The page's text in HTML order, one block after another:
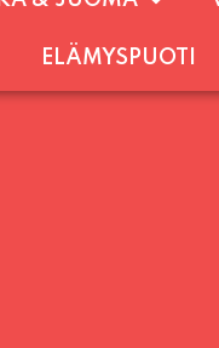
SU) ELOKUUN
& JUOMA
ELÄMYSPUOTI